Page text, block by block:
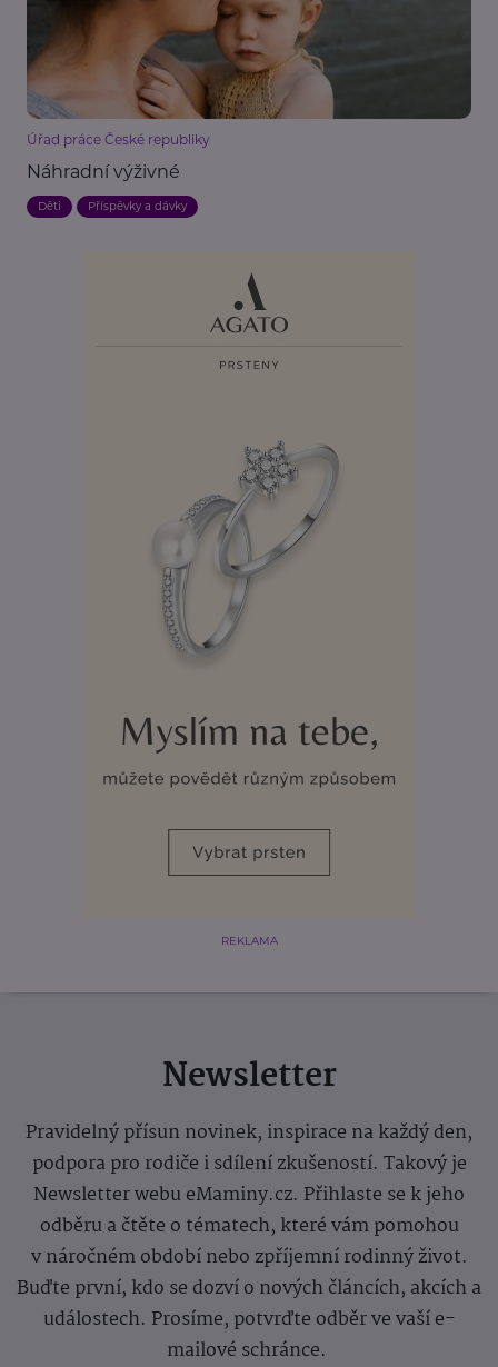
Úřad práce České republiky
Náhradní výživné
Děti Příspěvky a dávky
REKLAMA
Newsletter
Pravidelný přísun novinek, inspirace na každý den,
podpora pro rodiče i sdílení zkušeností. Takový je
Newsletter webu eMaminy.cz. Přihlaste se k jeho
odběru a čtěte o tématech, které vám pomohou
v náročném období nebo zpříjemní rodinný život.
Buďte první, kdo se dozví o nových článcích, akcích a
událostech. Prosíme, potvrďte odběr ve vaší e-
mailové schránce.